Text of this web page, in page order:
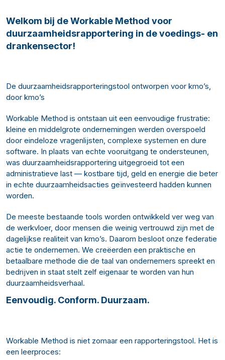
Welkom bij de Workable Method voor
duurzaamheidsrapportering in de voedings- en
drankensector!
De duurzaamheidsrapporteringstool ontworpen voor kmo’s,
door kmo’s
Workable Method is ontstaan uit een eenvoudige frustratie:
kleine en middelgrote ondernemingen werden overspoeld
door eindeloze vragenlijsten, complexe systemen en dure
software. In plaats van echte vooruitgang te ondersteunen,
was duurzaamheidsrapportering uitgegroeid tot een
administratieve last — kostbare tijd, geld en energie die beter
in echte duurzaamheidsacties geïnvesteerd hadden kunnen
worden.
De meeste bestaande tools worden ontwikkeld ver weg van
de werkvloer, door mensen die weinig vertrouwd zijn met de
dagelijkse realiteit van kmo’s. Daarom besloot onze federatie
actie te ondernemen. We creëerden een praktische en
betaalbare methode die de taal van ondernemers spreekt en
bedrijven in staat stelt zelf eigenaar te worden van hun
duurzaamheidsverhaal.
Eenvoudig. Conform. Duurzaam.
Workable Method is niet zomaar een rapporteringstool. Het is
een leerproces: